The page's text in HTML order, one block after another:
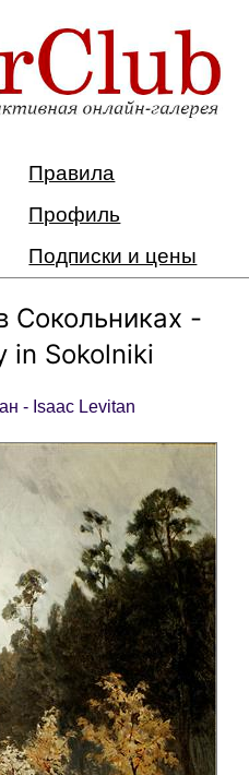
Правила
Профиль
Подписки и цены
Сокольниках -
in Sokolniki
- Isaac Levitan